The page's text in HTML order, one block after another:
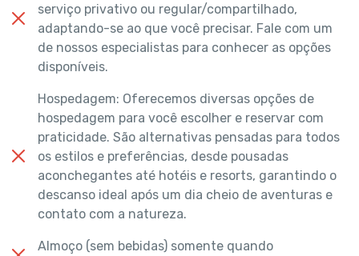
serviço privativo ou regular/compartilhado,
adaptando-se ao que você precisar. Fale com um
de nossos especialistas para conhecer as opções
disponíveis.
Hospedagem: Oferecemos diversas opções de
hospedagem para você escolher e reservar com
praticidade. São alternativas pensadas para todos
os estilos e preferências, desde pousadas
aconchegantes até hotéis e resorts, garantindo o
descanso ideal após um dia cheio de aventuras e
contato com a natureza.
Almoço (sem bebidas) somente quando